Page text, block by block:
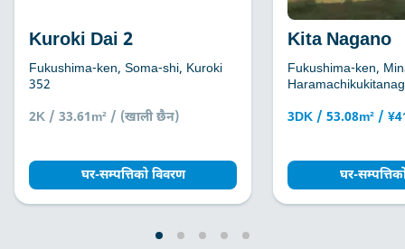
Kuroki Dai 2
Fukushima-ken, Soma-shi, Kuroki
352
2K / 33.61m² / (खाली छैन)
घर-सम्पत्तिको विवरण
Kita Nagano
Fukushima-ken,
3DK / 53.08m² /
घर-